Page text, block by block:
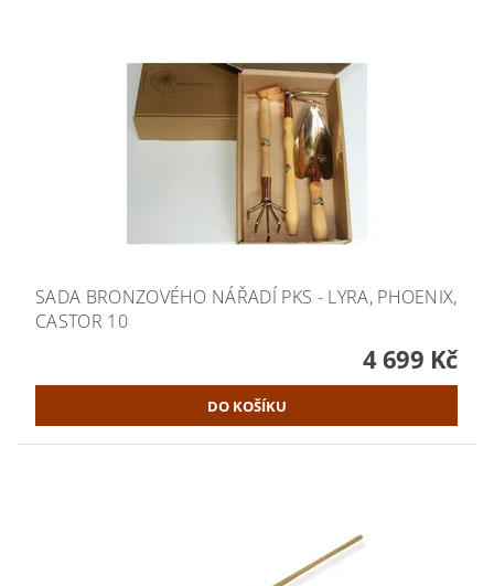
SADA BRONZOVÉHO NÁŘADÍ PKS - LYRA, PHOENIX,
CASTOR 10
4 699 Kč